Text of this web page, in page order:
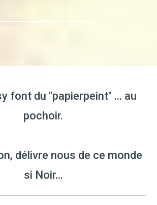
font du "papierpeint" ... au
pochoir.
délivre nous de ce monde
si Noir...